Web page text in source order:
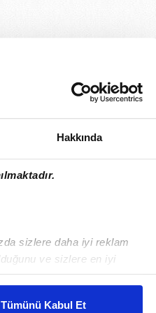
Hakkında
sizlere daha iyi reklam
ve sizlere en iyi
karşılamak
Tümünü Kabul Et